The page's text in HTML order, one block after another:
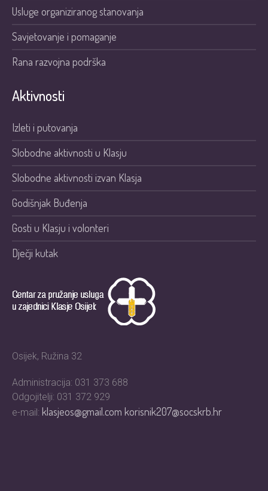
Usluge organiziranog stanovanja
Savjetovanje i pomaganje
Rana razvojna podrška
Aktivnosti
Izleti i putovanja
Slobodne aktivnosti u Klasju
Slobodne aktivnosti izvan Klasja
Godišnjak Buđenja
Gosti u Klasju i volonteri
Dječji kutak
Osijek, Ružina 32
Administracija: 031 373 688
Odgojitelji: 031 372 929
e-mail: klasjeos@gmail.comkorisnik207@socskrb.hr